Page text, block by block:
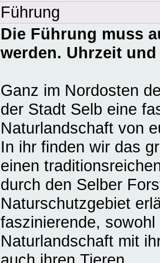
Führung
Die Führung muss
werden. Uhrzeit
Ganz im Nordosten
der Stadt Selb eine
Naturlandschaft von
In ihr finden wir das
einen
durch den Selber
Naturschutzgebiet
faszinierende,
Naturlandschaft mit